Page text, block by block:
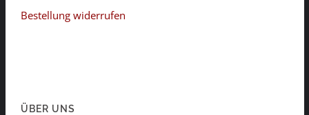
Bestellung widerrufen
ÜBER UNS